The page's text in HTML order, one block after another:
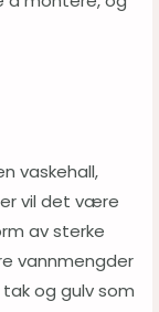
vaskehall,
vil det være
av sterke
vannmengder
og gulv som